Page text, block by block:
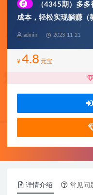
#
（4345期）多多
成本，轻松实现躺赚（
admin 2023-11-21
¥ 4.8 元宝
详情介绍 常见问